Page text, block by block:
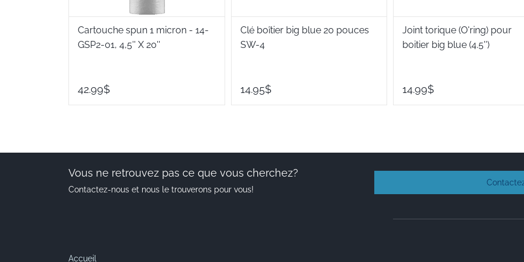
Cartouche spun 1 micron - 14-
GSP2-01, 4,5'' X 20''
42.99$
Clé boîtier big blue 20 pouces
SW-4
14.95$
Joint torique (O'ring) pour
boitier big blue (4.5'')
14.99$
Vous ne retrouvez pas ce que vous cherchez?
Contactez-nous et nous le trouverons pour vous!
Accueil